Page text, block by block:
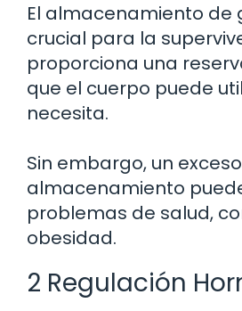
El almacenamiento de
crucial para la
proporciona una
que el cuerpo puede
necesita.
Sin embargo, un
almacenamiento
problemas de salud,
obesidad.
2 Regulación